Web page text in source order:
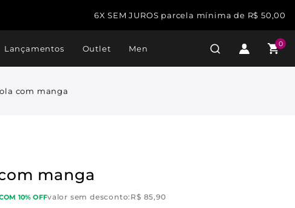
6X SEM JUROS parcela mínima de R$ 50,00
Lançamentos Outlet Men 0
com manga
manga
10% OFFvalor sem desconto: R$ 85,90